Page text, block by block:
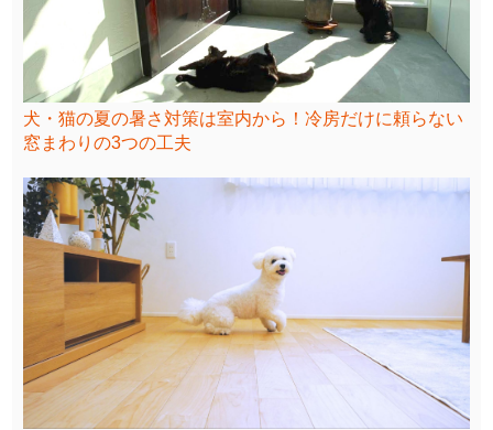
犬・猫の夏の暑さ対策は室内から！冷房だけに頼らない
窓まわりの3つの工夫